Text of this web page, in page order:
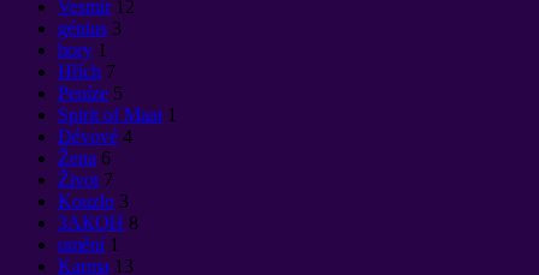
Vesmír 12
génius 3
hory 1
Hřích 7
Peníze 5
Spirit of Maat 1
Dévové 4
Žena 6
Život 7
Kouzlo 3
ЗАКОН 8
umění 1
Karma 13